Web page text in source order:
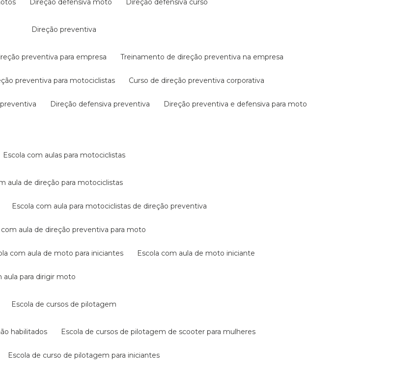
direção defensiva moto direção defensiva curso
direção preventiva
preventiva para empresa treinamento de direção preventiva na empresa
preventiva para motociclistas curso de direção preventiva corporativa
direção defensiva preventiva direção preventiva e defensiva para moto
escola com aulas para motociclistas
aula de direção para motociclistas
escola com aula para motociclistas de direção preventiva
com aula de direção preventiva para moto
com aula de moto para iniciantes escola com aula de moto iniciante
aula para dirigir moto
escola de cursos de pilotagem
habilitados escola de cursos de pilotagem de scooter para mulheres
escola de curso de pilotagem para iniciantes